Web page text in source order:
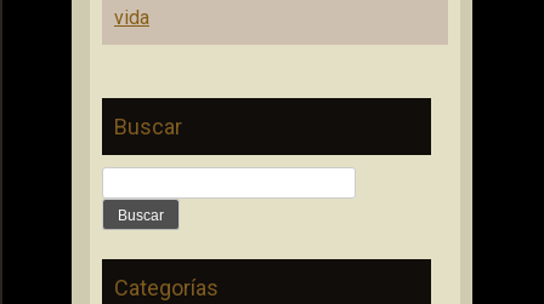
entradas
vida
Buscar
Categorías